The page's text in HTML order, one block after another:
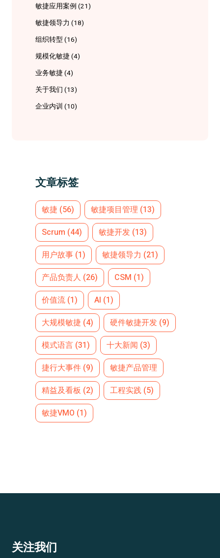
敏捷应用案例 (21)
敏捷领导力 (18)
组织转型(16)
规模化敏捷(4)
业务敏捷(4)
关于我们 (13)
企业内训 (10)
文章标签
敏捷 (56) 敏捷项目管理 (13)
Scrum (44) 敏捷开发 (13)
用户故事 (1) 敏捷领导力 (21)
产品负责人 (26) CSM (1)
价值流 (1) AI (1)
大规模敏捷 (4) 硬件敏捷开发 (9)
模式语言 (31) 十大新闻 (3)
捷行大事件 (9)
敏捷产品管理
精益及看板 (2) 工程实践 (5)
敏捷VMO (1)
关注我们